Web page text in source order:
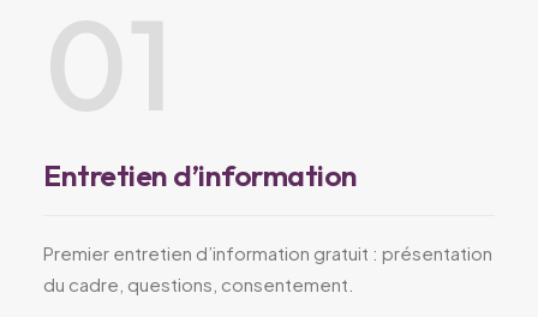
01
Entretien d’information
Premier entretien d’information gratuit : présentation
du cadre, questions, consentement.